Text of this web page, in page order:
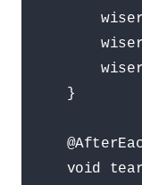
    }
void